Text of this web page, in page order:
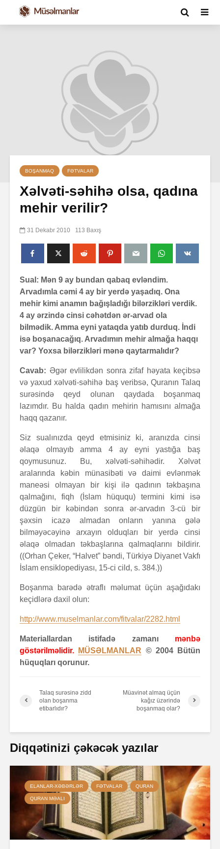
BOŞANMAQ FƏTVALAR
Xəlvəti-səhihə olsa, qadına
mehir verilir?
31 Dekabr 2010 113 Baxış
Sual: Mən 9 ay bundan qabaq evləndim.
Arvadımla cəmi 4 ay bir yerdə yaşadıq. Ona
mehir kimi anamın bağışladığı bilərzikləri verdik.
4 ay ərzində cinsi cəhətdən ər-arvad ola
bilmədik. Amma eyni yataqda yatıb durduq. İndi
isə boşanacağıq. Arvadımın mehir almağa haqqı
var? Yoxsa bilərzikləri mənə qaytarmalıdır?
Cavab: Əgər evlilikdən sonra zifaf həyata keçibsə
və yaxud xəlvəti-səhihə baş veribsə, Quranın Talaq
surəsində qeyd olunan qaydada boşanmaq
lazımdır. Bu halda qadın mehirin hamısını almağa
haqq qazanır.
Siz sualınızda qeyd etmisiniz ki, aranızda cinsi
əlaqə olmayıb amma 4 ay eyni yastığa baş
qoymusunuz. Bu, xəlvəti-səhihədir. Xəlvət
aralarında kəbin münasibəti və daimi evlənmək
maneəsi olmayan bir kişi ilə qadının təkbaşına
qalmağını, fiqh (İslam hüququ) termini kimi isə
düzgün bir kəbindən sonra ər-arvadın 3-cü bir
şəxsin icazə almadan onların yanına gələ
bilməyəcəyinə arxayın olduqları bir yerdə cinsi
əlaqə olmadan təkbaşlarına qalmaqlarını bildirir.
((Orhan Çeker, “Halvet” bəndi, Türkiyə Diyanet Vakfı
İslam ensiklopediyası, 15-ci cild, s. 384.))
Boşanma barədə ətraflı məlumat üçün aşağıdakı
keçidlərə daxil olun:
http://www.muselmanlar.com/fitvalar/2282.html
Materiallardan istifadə zamanı mənbə
göstərilməlidir.
MÜSƏLMANLAR © 2004 Bütün
hüquqları qorunur.
Talaq surəsinə zidd
olan boşanma
etibarlıdır?
Müavinət almaq üçün
kağız üzərində
boşanmaq olar?
Diqqətinizi çəkəcək yazılar
ELANLAR-XƏBƏRLƏR FƏTVALAR QURAN
QURAN MƏALI